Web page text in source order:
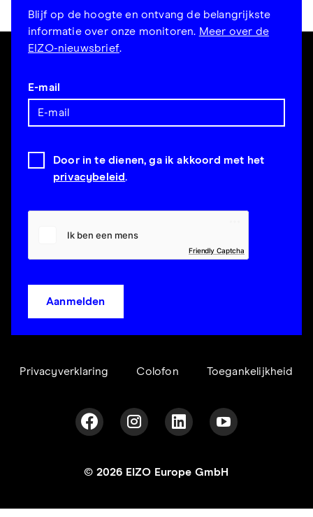
Blijf op de hoogte en ontvang de belangrijkste
informatie over onze monitoren. Meer over de
EIZO-nieuwsbrief.
E-mail
Door in te dienen, ga ik akkoord met het
privacybeleid.
Friendly Captcha
Aanmelden
Privacyverklaring Colofon Toegankelijkheid
© 2026 EIZO Europe GmbH